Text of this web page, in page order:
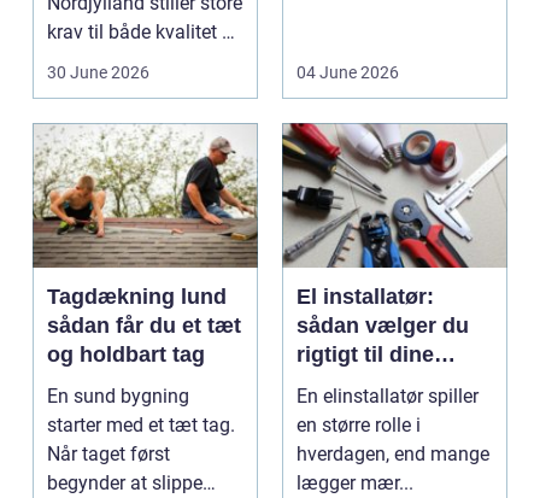
krav til både kvalitet og
30 June 2026 04 June 2026
Tagdækning lund
sådan får du et tæt
og holdbart tag
En sund bygning
starter med et tæt tag.
Når taget først
begynder at slippe
El installatør:
sådan vælger du
rigtigt til dine
elinstallationer
En elinstallatør spiller
en større rolle i
hverdagen, end mange
lægger mær...